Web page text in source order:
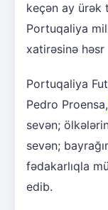
keçən ay ürək
Portuqaliya
xatirəsinə həsr
Portuqaliya
Pedro Proensa,
sevən;
sevən;
fədakarlıqla
edib.